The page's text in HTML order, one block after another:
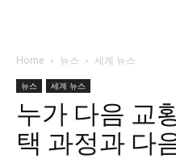
Home 뉴스 세계 뉴스
뉴스 세계 뉴스
누가 다음 교
택 과정과 다